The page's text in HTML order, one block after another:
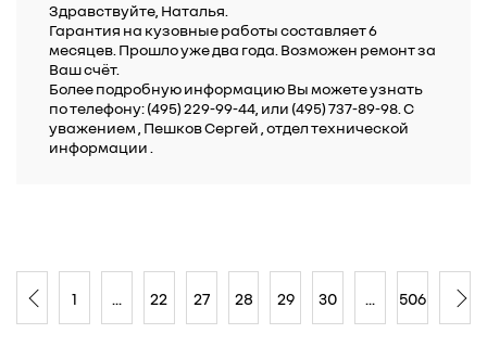
Здравствуйте, Наталья.
Гарантия на кузовные работы составляет 6
месяцев. Прошло уже два года. Возможен ремонт за
Ваш счёт.
Более подробную информацию Вы можете узнать
по телефону: (495) 229-99-44, или (495) 737-89-98. C
уважением , Пешков Сергей , отдел технической
информации .
1 22 27 28 29 30 506